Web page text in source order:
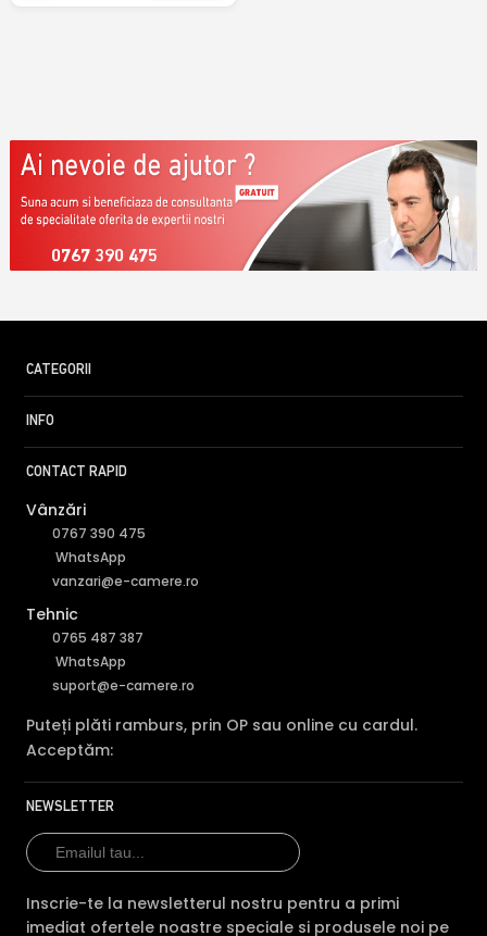
0767 390 475
CATEGORII
INFO
CONTACT RAPID
Vânzări
0767 390 475
WhatsApp
vanzari@e-camere.ro
Tehnic
0765 487 387
WhatsApp
suport@e-camere.ro
Puteți plăti ramburs, prin OP sau online cu cardul.
Acceptăm:
NEWSLETTER
Inscrie-te la newsletterul nostru pentru a primi
imediat ofertele noastre speciale si produsele noi pe